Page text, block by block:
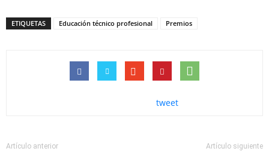
ETIQUETAS Educación técnico profesional Premios
tweet
Artículo anterior Artículo siguiente